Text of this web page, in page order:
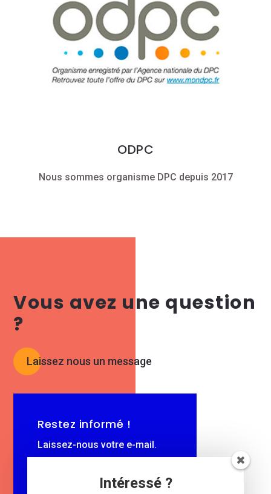
ODPC
Nous sommes organisme DPC depuis 2017
Vous avez une question
?
Laissez nous un message
Restez informé !
Laissez-nous votre e-mail.
Intéressé ?